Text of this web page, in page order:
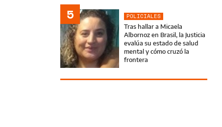
5
POLICIALES
Tras hallar a Micaela
Albornoz en Brasil, la Justicia
evalúa su estado de salud
mental y cómo cruzó la
frontera